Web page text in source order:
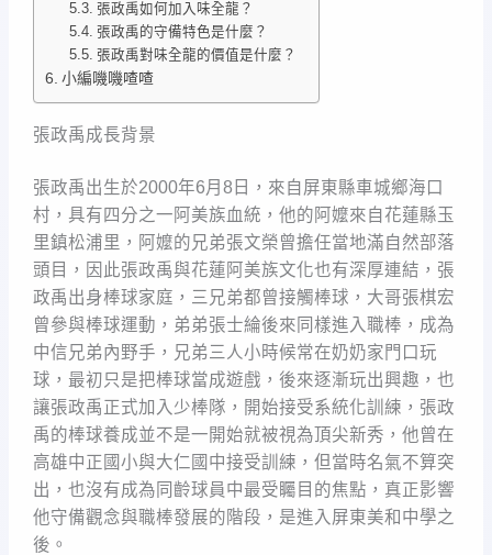
張政禹如何加入味全龍？
張政禹的守備特色是什麼？
張政禹對味全龍的價值是什麼？
小編嘰嘰喳喳
張政禹成長背景
張政禹出生於2000年6月8日，來自屏東縣車城鄉海口
村，具有四分之一阿美族血統，他的阿嬤來自花蓮縣玉
里鎮松浦里，阿嬤的兄弟張文榮曾擔任當地滿自然部落
頭目，因此張政禹與花蓮阿美族文化也有深厚連結，張
政禹出身棒球家庭，三兄弟都曾接觸棒球，大哥張棋宏
曾參與棒球運動，弟弟張士綸後來同樣進入職棒，成為
中信兄弟內野手，兄弟三人小時候常在奶奶家門口玩
球，最初只是把棒球當成遊戲，後來逐漸玩出興趣，也
讓張政禹正式加入少棒隊，開始接受系統化訓練，張政
禹的棒球養成並不是一開始就被視為頂尖新秀，他曾在
高雄中正國小與大仁國中接受訓練，但當時名氣不算突
出，也沒有成為同齡球員中最受矚目的焦點，真正影響
他守備觀念與職棒發展的階段，是進入屏東美和中學之
後。